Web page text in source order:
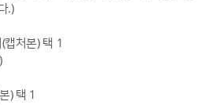
.)
캡처본) 택 1
) 택 1